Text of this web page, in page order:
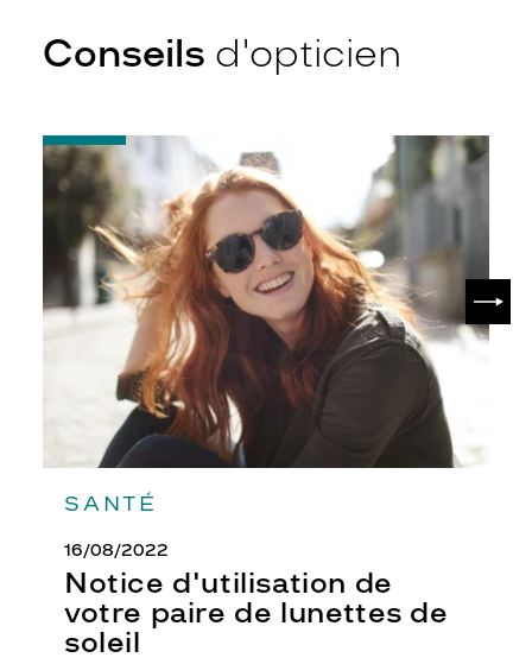
Conseils d'opticien
SANTÉ
16/08/2022
Notice d'utilisation de
votre paire de lunettes de
soleil
-
Notice
d'utilisation
votre
paire
de
lunettes
de